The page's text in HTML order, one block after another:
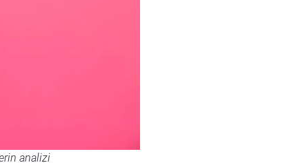
analizi